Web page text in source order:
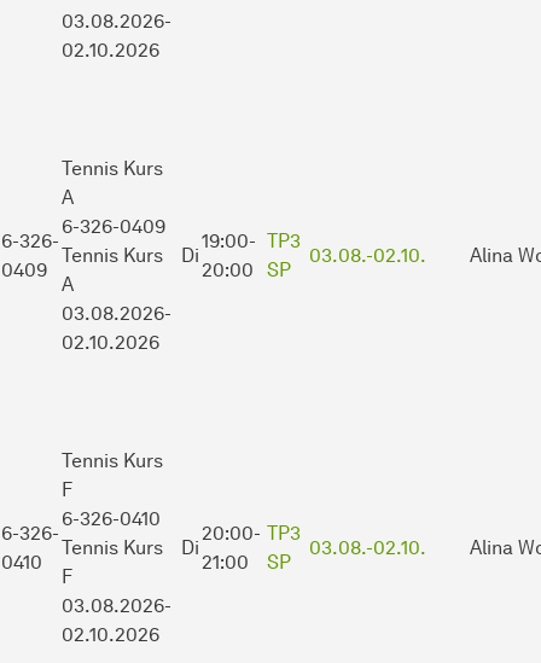
03.08.2026-
02.10.2026
6-326-
0409
Tennis Kurs
A
6-326-0409
Tennis Kurs
A
03.08.2026-
02.10.2026
Di
19:00-
20:00
TP3
SP
03.08.-02.10. Alina
6-326-
0410
Tennis Kurs
F
6-326-0410
Tennis Kurs
F
03.08.2026-
02.10.2026
Di
20:00-
21:00
TP3
SP
03.08.-02.10. Alina